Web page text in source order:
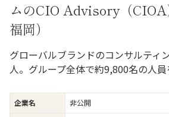
ムのCIO Advisory（
福岡）
グローバルブランドのコンサルティ
人。グループ全体で約9,800名の人員
企業名
非公開